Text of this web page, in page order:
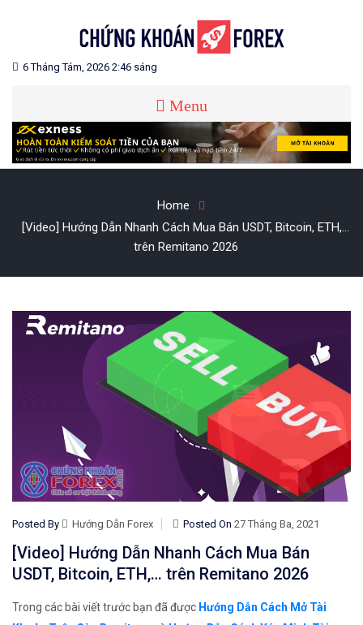
CHỨNG KHOÁN FOREX
Blog chia sẻ về Chứng Khoán và Forex
6 Tháng Tám, 2026 2:46 sáng
Menu
Home
[Video] Hướng Dẫn Nhanh Cách Mua Bán USDT, Bitcoin, ETH,…
trên Remitano 2026
Posted By Hướng Dẫn Forex Posted On 27 Tháng Ba, 2021
[Video] Hướng Dẫn Nhanh Cách Mua Bán
USDT, Bitcoin, ETH,… trên Remitano 2026
Trong các bài viết trước bạn đã được Hướng Dẫn Cách Mở Tài